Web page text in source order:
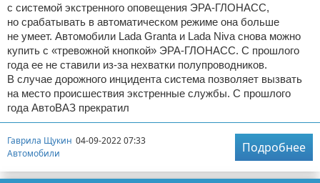
с системой экстренного оповещения ЭРА-ГЛОНАСС,
но срабатывать в автоматическом режиме она больше
не умеет. Автомобили Lada Granta и Lada Niva снова можно
купить с «тревожной кнопкой» ЭРА-ГЛОНАСС. С прошлого
года ее не ставили из-за нехватки полупроводников.
В случае дорожного инцидента система позволяет вызвать
на место происшествия экстренные службы. С прошлого
года АвтоВАЗ прекратил
Гаврила Щукин 04-09-2022 07:33
Автомобили
Подробнее